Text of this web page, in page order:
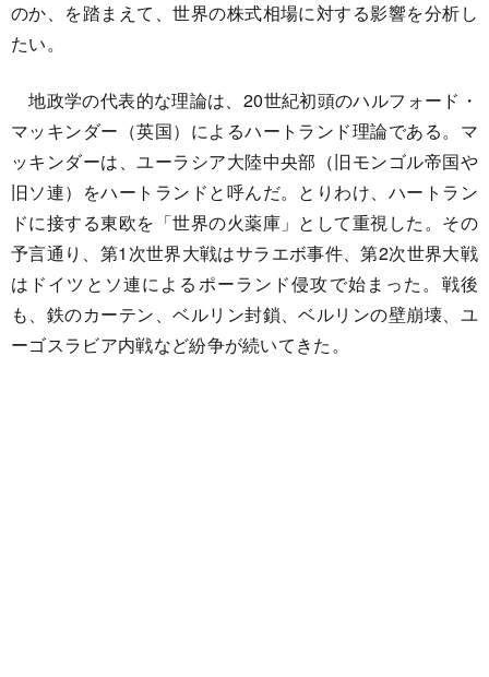
のか、を踏まえて、世界の株式相場に対する影響を分析し
たい。
地政学の代表的な理論は、20世紀初頭のハルフォード・
マッキンダー（英国）によるハートランド理論である。マ
ッキンダーは、ユーラシア大陸中央部（旧モンゴル帝国や
旧ソ連）をハートランドと呼んだ。とりわけ、ハートラン
ドに接する東欧を「世界の火薬庫」として重視した。その
予言通り、第1次世界大戦はサラエボ事件、第2次世界大戦
はドイツとソ連によるポーランド侵攻で始まった。戦後
も、鉄のカーテン、ベルリン封鎖、ベルリンの壁崩壊、ユ
ーゴスラビア内戦など紛争が続いてきた。